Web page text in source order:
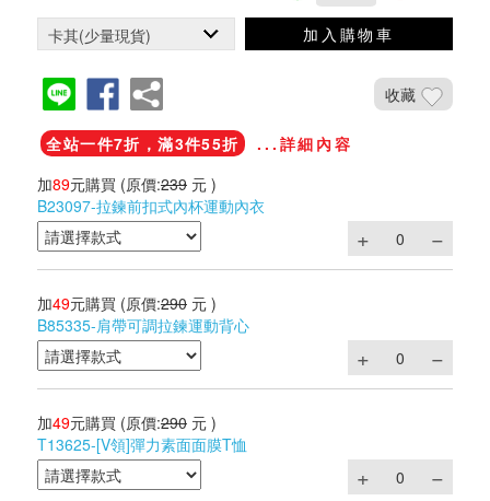
加入購物車
收藏
全站一件7折，滿3件55折
...詳細內容
加89元購買 (原價:239 元 )
B23097-拉鍊前扣式內杯運動內衣
加49元購買 (原價:290 元 )
B85335-肩帶可調拉鍊運動背心
加49元購買 (原價:290 元 )
T13625-[V領]彈力素面面膜T恤